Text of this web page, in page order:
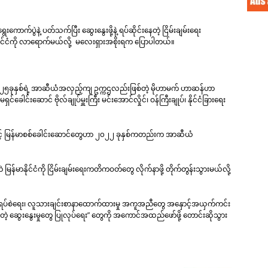
းကောက်ပွဲနဲ့ ပတ်သက်ပြီး ဆွေးနွေးဖို့နဲ့ ရပ်ဆိုင်းနေတဲ့ ငြိမ်းချမ်းရေး
ကို လာရောက်မယ်လို့ မလေးရှားအစိုးရက ပြောပါတယ်။
၂၀၂၅ခုနှစ်ရဲ့ အာဆီယံအလှည့်ကျ ဥက္ကဌလည်းဖြစ်တဲ့ မိုဟာမက် ဟာဆန်ဟာ
ေါင်းဆောင် ဗိုလ်ချုပ်မှူးကြီး မင်းအောင်လှိုင်၊ ဝန်ကြီးချုပ်၊ နိုင်ငံခြားရေး
မာစစ်ခေါင်းဆောင်တွေဟာ ၂၀၂၂ ခုနှစ်ကတည်းက အာဆီယံ
ြန်မာနိုင်ငံကို ငြိမ်းချမ်းရေးကတိကဝတ်တွေ လိုက်နာဖို့ တိုက်တွန်းသွားမယ်လို့
ပ်စဲရေး၊ လူသားချင်းစာနာထောက်ထားမှု အကူအညီတွေ အနှောင့်အယှက်ကင်း
တဲ့ ဆွေးနွေးမှုတွေ ပြုလုပ်ရေး” တွေကို အကောင်အထည်ဖော်ဖို့ တောင်းဆိုသွား